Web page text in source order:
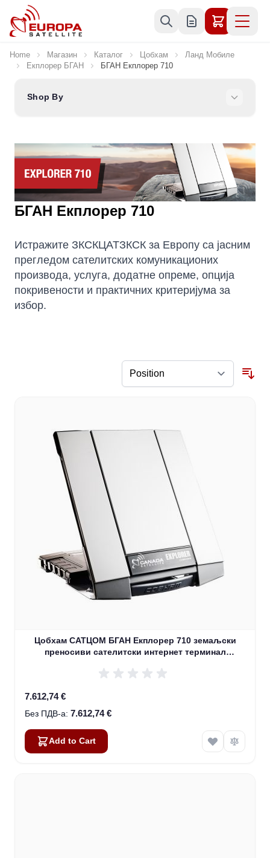
Skip to Content
Home Магазин Каталог Цобхам
Ланд Мобиле
Екплорер БГАН
БГАН Екплорер 710
Shop By
БГАН Екплорер 710
Истражите ЗКСКЦАТЗКСК за Европу са јасним
прегледом сателитских комуникационих
производа, услуга, додатне опреме, опција
покривености и практичних критеријума за
избор.
Цобхам САТЦОМ БГАН Екплорер 710 земаљски
преносиви сателитски интернет терминал
7.612,74 €
7.612,74 €
Add to Cart